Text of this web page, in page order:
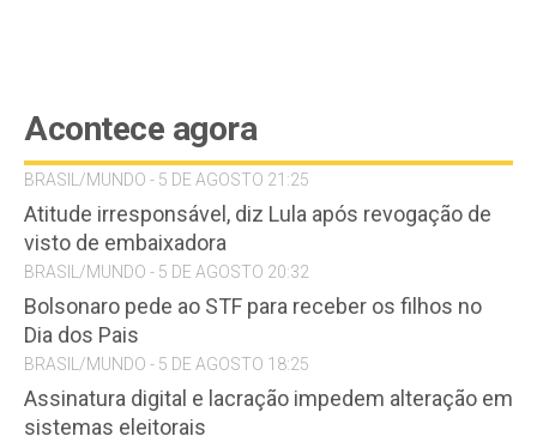
Acontece agora
BRASIL/MUNDO - 5 DE AGOSTO 21:25
Atitude irresponsável, diz Lula após revogação de
visto de embaixadora
BRASIL/MUNDO - 5 DE AGOSTO 20:32
Bolsonaro pede ao STF para receber os filhos no
Dia dos Pais
BRASIL/MUNDO - 5 DE AGOSTO 18:25
Assinatura digital e lacração impedem alteração em
sistemas eleitorais